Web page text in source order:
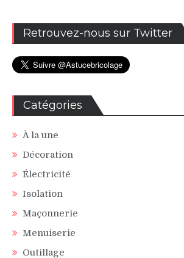
Retrouvez-nous sur Twitter
Catégories
À la une
Décoration
Électricité
Isolation
Maçonnerie
Menuiserie
Outillage